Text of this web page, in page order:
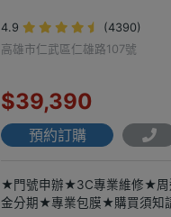
4.9
(4390)
高雄市仁武區仁雄路107號
$39,390
預約訂購
★門號申辦★3C專業維修★
金分期★專業包膜★購買須知